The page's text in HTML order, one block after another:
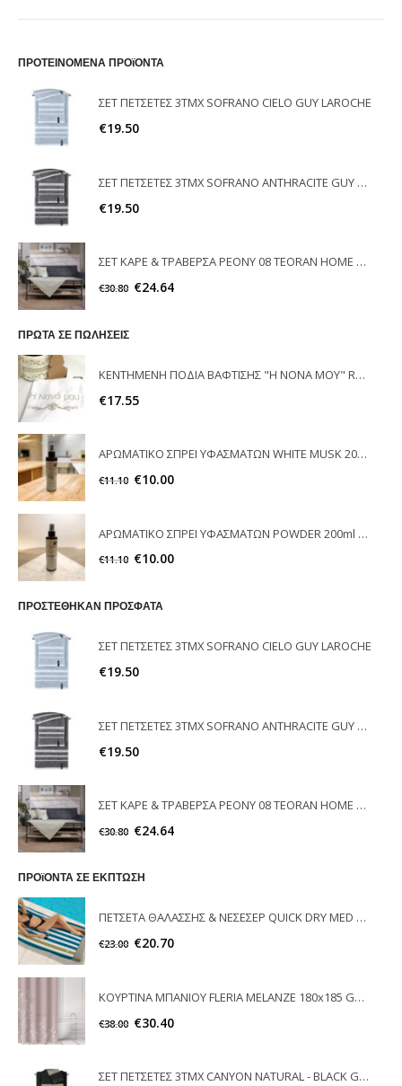
ΠΡΟΤΕΙΝΟΜΕΝΑ ΠΡΟϊΟΝΤΑ
ΣΕΤ ΠΕΤΣΕΤΕΣ 3ΤΜΧ SOFRANO CIELO GUY LAROCHE
€19.50
ΣΕΤ ΠΕΤΣΕΤΕΣ 3ΤΜΧ SOFRANO ANTHRACITE GUY LAROCHE
€19.50
ΣΕΤ ΚΑΡΕ & ΤΡΑΒΕΡΣΑ PEONY 08 TEORAN HOME & MORE
€30.80 €24.64
ΠΡΩΤΑ ΣΕ ΠΩΛΗΣΕΙΣ
ΚΕΝΤΗΜΕΝΗ ΠΟΔΙΑ ΒΑΦΤΙΣΗΣ "Η ΝΟΝΑ ΜΟΥ" RAISON D'ETRE
€17.55
ΑΡΩΜΑΤΙΚΟ ΣΠΡΕΙ ΥΦΑΣΜΑΤΩΝ WHITE MUSK 200ml ELEGANT
€11.10 €10.00
ΑΡΩΜΑΤΙΚΟ ΣΠΡΕΙ ΥΦΑΣΜΑΤΩΝ POWDER 200ml ELEGANT
€11.10 €10.00
ΠΡΟΣΤΕΘΗΚΑΝ ΠΡΟΣΦΑΤΑ
ΣΕΤ ΠΕΤΣΕΤΕΣ 3ΤΜΧ SOFRANO CIELO GUY LAROCHE
€19.50
ΣΕΤ ΠΕΤΣΕΤΕΣ 3ΤΜΧ SOFRANO ANTHRACITE GUY LAROCHE
€19.50
ΣΕΤ ΚΑΡΕ & ΤΡΑΒΕΡΣΑ PEONY 08 TEORAN HOME & MORE
€30.80 €24.64
ΠΡΟϊΟΝΤΑ ΣΕ ΕΚΠΤΩΣΗ
ΠΕΤΣΕΤΑ ΘΑΛΑΣΣΗΣ & ΝΕΣΕΣΕΡ QUICK DRY MED 01 FEEL & TOUCH
€23.00 €20.70
ΚΟΥΡΤΙΝΑ ΜΠΑΝΙΟΥ FLERIA MELANZE 180x185 GUY LAROCHE
€38.00 €30.40
ΣΕΤ ΠΕΤΣΕΤΕΣ 3ΤΜΧ CANYON NATURAL - BLACK GUY LAROCHE